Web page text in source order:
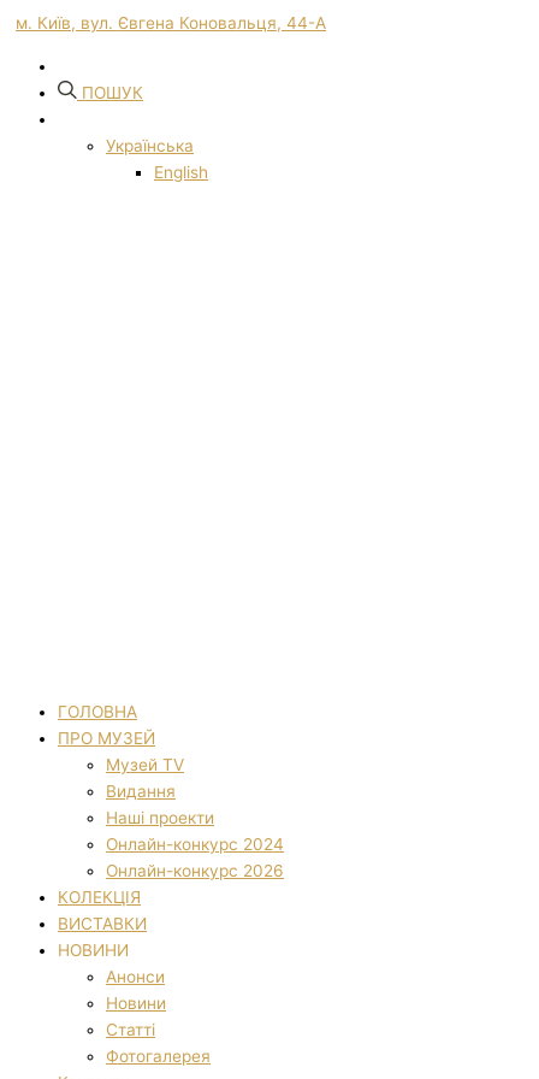
м. Київ, вул. Євгена Коновальця, 44-А
ПОШУК
Українська
English
ГОЛОВНА
ПРО МУЗЕЙ
Музей TV
Видання
Наші проекти
Онлайн-конкурс 2024
Онлайн-конкурс 2026
КОЛЕКЦІЯ
ВИСТАВКИ
НОВИНИ
Анонси
Новини
Статті
Фотогалерея